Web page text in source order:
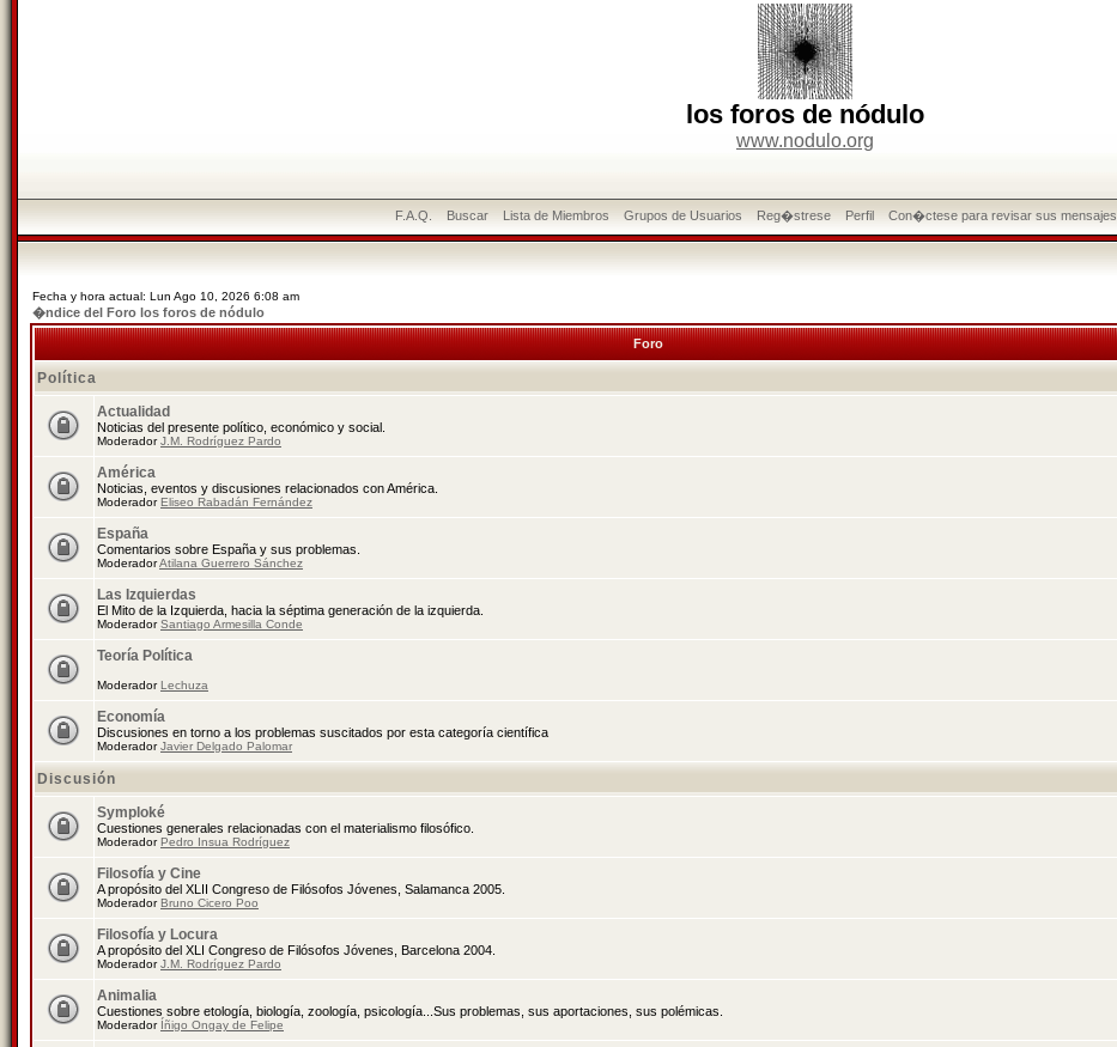
los foros de nódulo
www.nodulo.org
F.A.Q. Buscar Lista de Miembros Grupos de Usuarios Reg�strese Perfil Con�ctese para revisar sus mensajes
Fecha y hora actual: Lun Ago 10, 2026 6:08 am
�ndice del Foro los foros de nódulo
Foro
Política
Actualidad
Noticias del presente político, económico y social.
ModeradorJ.M. Rodríguez Pardo
América
Noticias, eventos y discusiones relacionados con América.
ModeradorEliseo Rabadán Fernández
España
Comentarios sobre España y sus problemas.
ModeradorAtilana Guerrero Sánchez
Las Izquierdas
El Mito de la Izquierda, hacia la séptima generación de la izquierda.
ModeradorSantiago Armesilla Conde
Teoría Política
ModeradorLechuza
Economía
Discusiones en torno a los problemas suscitados por esta categoría científica
ModeradorJavier Delgado Palomar
Discusión
Symploké
Cuestiones generales relacionadas con el materialismo filosófico.
ModeradorPedro Insua Rodríguez
Filosofía y Cine
A propósito del XLII Congreso de Filósofos Jóvenes, Salamanca 2005.
ModeradorBruno Cicero Poo
Filosofía y Locura
A propósito del XLI Congreso de Filósofos Jóvenes, Barcelona 2004.
ModeradorJ.M. Rodríguez Pardo
Animalia
Cuestiones sobre etología, biología, zoología, psicología...Sus problemas, sus aportaciones, sus polémicas.
Moderador Íñigo Ongay de Felipe